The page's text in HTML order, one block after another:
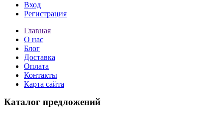
Вход
Регистрация
Главная
О нас
Блог
Доставка
Оплата
Контакты
Карта сайта
Каталог предложений